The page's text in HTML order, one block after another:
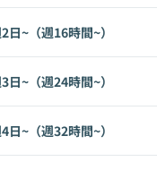
日~（週16時間~）
日~（週24時間~）
日~（週32時間~）